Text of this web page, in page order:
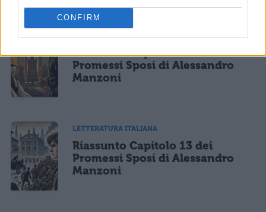
CONFIRM
LETTERATURA ITALIANA
Riassunto Capitolo 11 dei
Promessi Sposi di Alessandro
Manzoni
LETTERATURA ITALIANA
Riassunto Capitolo 13 dei
Promessi Sposi di Alessandro
Manzoni